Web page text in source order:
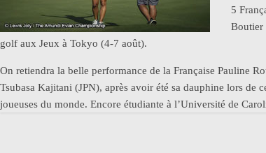
5
Boutier
golf aux Jeux à Tokyo (4-7 août).
On retiendra la belle performance de la Française Pauline
Tsubasa Kajitani (JPN), après avoir été sa dauphine lors de
joueuses du monde. Encore étudiante à l’Université de